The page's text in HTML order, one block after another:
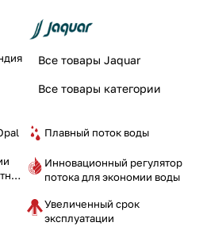
Все товары Jaquar
Все товары категории
Плавный поток воды
Инновационный регулятор
потока для экономии воды
Увеличенный срок
эксплуатации